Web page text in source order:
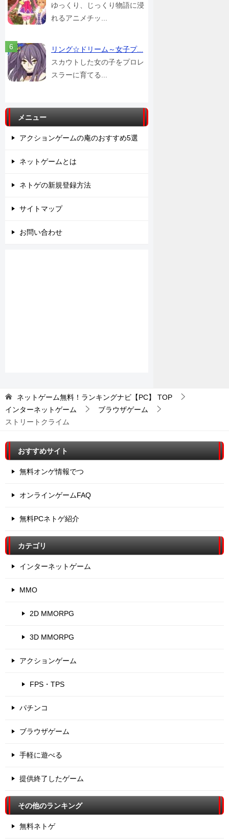
ゆっくり、じっくり物語に浸
れるアニメチッ...
リング☆ドリーム～女子プ...
スカウトした女の子をプロレ
スラーに育てる...
メニュー
アクションゲームの庵のおすすめ5選
ネットゲームとは
ネトゲの新規登録方法
サイトマップ
お問い合わせ
ネットゲーム無料！ランキングナビ【PC】
TOP
インターネットゲーム
ブラウザゲーム
ストリートクライム
おすすめサイト
無料オンゲ情報でつ
オンラインゲームFAQ
無料PCネトゲ紹介
カテゴリ
インターネットゲーム
MMO
2D MMORPG
3D MMORPG
アクションゲーム
FPS・TPS
パチンコ
ブラウザゲーム
手軽に遊べる
提供終了したゲーム
その他のランキング
無料ネトゲ